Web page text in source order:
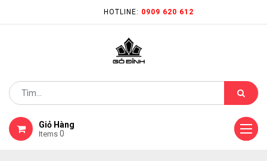
HOTLINE: 0909 620 612
Giỏ Hàng
Items 0